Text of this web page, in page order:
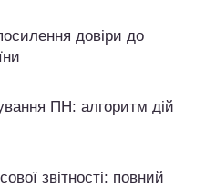
довіри до
ПН: алгоритм дій
звітності: повний